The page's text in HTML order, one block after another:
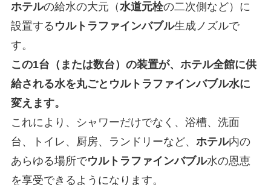
ホテルの給水の大元（水道元栓の二次側など）に
設置する ウルトラファインバブル生成ノズルで
す。
この1台（または数台）の装置が、ホテル全館に供
給される水を丸ごとウルトラファインバブル水に
変えます。
これにより、シャワーだけでなく、浴槽、洗面
台、トイレ、厨房、ランドリーなど、 ホテル内の
あらゆる場所でウルトラファインバブル水の恩恵
を享受できるようになります。